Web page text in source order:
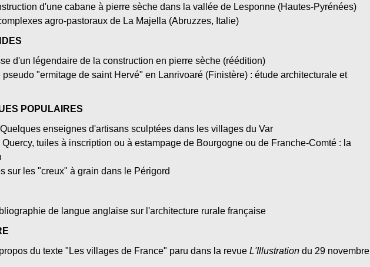
d'une cabane à pierre sèche dans la vallée de Lesponne (Hautes-Pyrénées)
agro-pastoraux de La Majella (Abruzzes, Italie)
d'un légendaire de la construction en pierre sèche (réédition)
pseudo "ermitage de saint Hervé" en Lanrivoaré (Finistère) : étude architecturale et
POPULAIRES
enseignes d'artisans sculptées dans les villages du Var
Quercy, tuiles à inscription ou à estampage de Bourgogne ou de Franche-Comté : la
sur les "creux" à grain dans le Périgord
de langue anglaise sur l'architecture rurale française
du texte "Les villages de France" paru dans la revue L'Illustration du 29 novembre